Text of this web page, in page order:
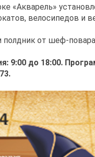
«Акварель»
велосипедов и
от шеф-повара
9:00 до 18:00.